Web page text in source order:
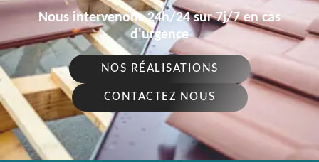
Nous intervenons 24h/24 sur 7j/7 en cas
d'urgence
NOS RÉALISATIONS
CONTACTEZ NOUS